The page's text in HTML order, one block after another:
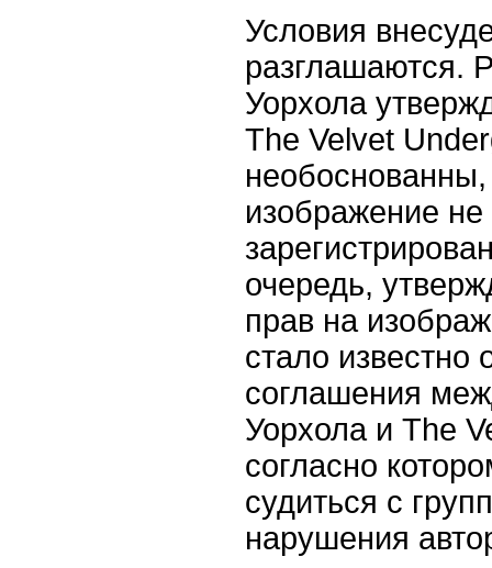
Условия
разглашаются.
Уорхола
The Velvet
необоснованны,
изображение
очередь,
прав на
стало известно
соглашения
Уорхола и The
согласно
судиться с
нарушения